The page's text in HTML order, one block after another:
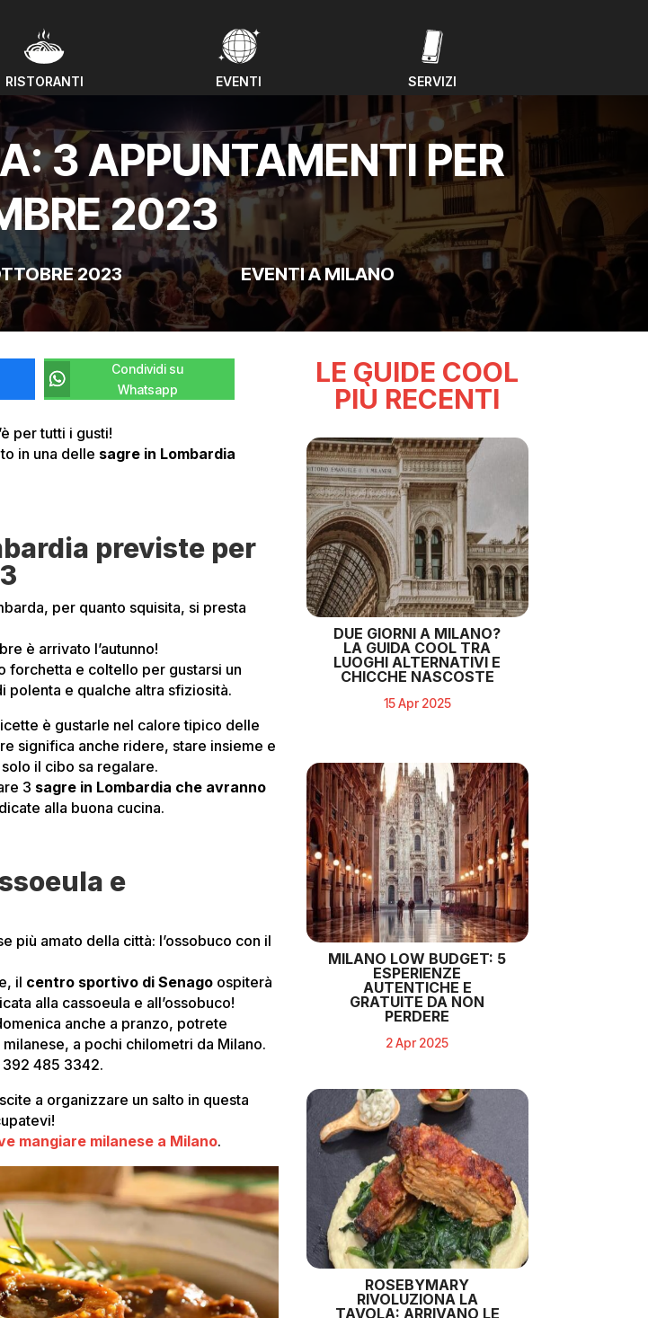
RISTORANTI EVENTI SERVIZI
3 APPUNTAMENTI PER
2023
2023 EVENTI A MILANO
Condividi su
Whatsapp
per tutti i gusti!
in una delle sagre in Lombardia
previste per
per quanto squisita, si presta
è arrivato l’autunno!
forchetta e coltello per gustarsi un
polenta e qualche altra sfiziosità.
è gustarle nel calore tipico delle
significa anche ridere, stare insieme e
il cibo sa regalare.
3 sagre in Lombardia che avranno
alla buona cucina.
e
più amato della città: l’ossobuco con il
il centro sportivo di Senago ospiterà
alla cassoeula e all’ossobuco!
anche a pranzo, potrete
a pochi chilometri da Milano.
485 3342.
a organizzare un salto in questa
mangiare milanese a Milano.
LE GUIDE COOL
PIÙ RECENTI
DUE GIORNI A MILANO?
LA GUIDA COOL TRA
LUOGHI ALTERNATIVI E
CHICCHE NASCOSTE
15 Apr 2025
MILANO LOW BUDGET: 5
ESPERIENZE
AUTENTICHE E
GRATUITE DA NON
PERDERE
2 Apr 2025
ROSEBYMARY
RIVOLUZIONA LA
TAVOLA: ARRIVANO LE